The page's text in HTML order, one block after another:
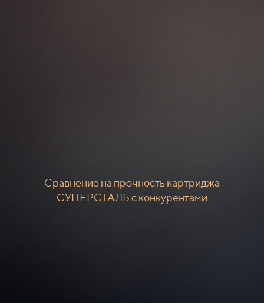
Сравнение на прочность картриджа
СУПЕРСТАЛЬ с конкурентами